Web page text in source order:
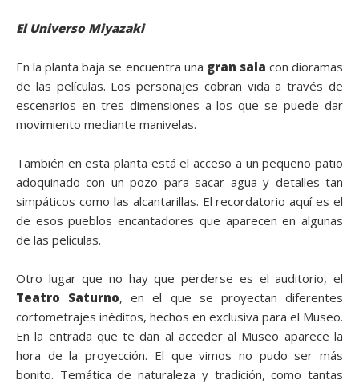
El Universo Miyazaki
En la planta baja se encuentra una gran sala con dioramas
de las películas. Los personajes cobran vida a través de
escenarios en tres dimensiones a los que se puede dar
movimiento mediante manivelas.
También en esta planta está el acceso a un pequeño patio
adoquinado con un pozo para sacar agua y detalles tan
simpáticos como las alcantarillas. El recordatorio aquí es el
de esos pueblos encantadores que aparecen en algunas
de las películas.
Otro lugar que no hay que perderse es el auditorio, el
Teatro Saturno, en el que se proyectan diferentes
cortometrajes inéditos, hechos en exclusiva para el Museo.
En la entrada que te dan al acceder al Museo aparece la
hora de la proyección. El que vimos no pudo ser más
bonito. Temática de naturaleza y tradición, como tantas